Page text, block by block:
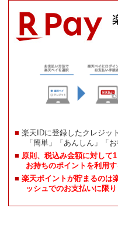
楽天IDに登録したクレジッ
「簡単」「あんしん」「
原則、税込み金額に対して
お持ちのポイントを利用す
楽天ポイントが貯まるのは
ッシュでのお支払いに限り